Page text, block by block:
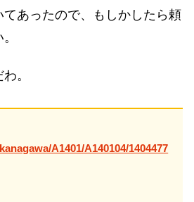
てあったので、もしかしたら頼
。
A1401/A140104/1404477